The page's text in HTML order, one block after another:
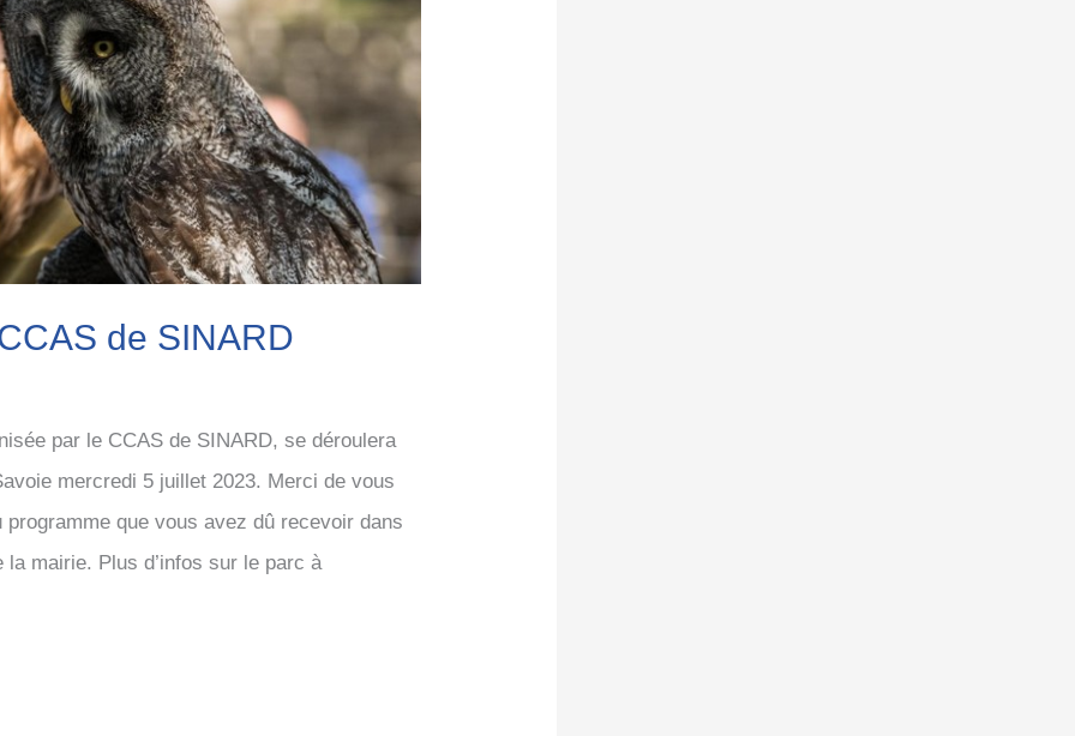
de SINARD
par le CCAS de SINARD, se déroulera
mercredi 5 juillet 2023. Merci de vous
que vous avez dû recevoir dans
mairie. Plus d’infos sur le parc à